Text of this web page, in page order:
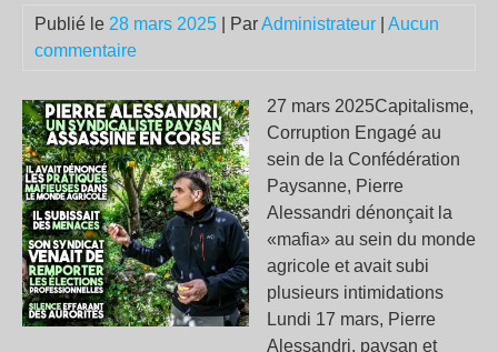
Publié le 28 mars 2025 | ParAdministrateur
Aucun
commentaire
27 mars 2025Capitalisme,
Corruption Engagé au
sein de la Confédération
Paysanne, Pierre
Alessandri dénonçait la
«mafia» au sein du monde
agricole et avait subi
plusieurs intimidations
Lundi 17 mars, Pierre
Alessandri, paysan et